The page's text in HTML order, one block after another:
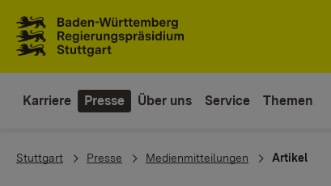
Karriere Presse Über uns Service Themen
You are here:
Stuttgart Presse Medienmitteilungen Artikel